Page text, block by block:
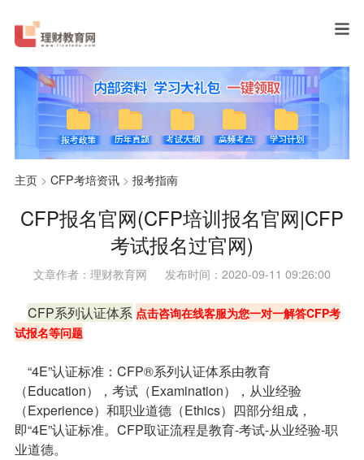
主页> CFP考培资讯> 报考指南
CFP报名官网(CFP培训报名官网|CFP
考试报名过官网)
文章作者：理财教育网 发布时间：2020-09-11 09:26:00
CFP系列认证体系 点击咨询在线客服为您一对一解答CFP考
试报名等问题
“4E”认证标准：CFP®系列认证体系由教育
（Education），考试（Examination），从业经验
（Experience）和职业道德（Ethics）四部分组成，
即“4E”认证标准。CFP取证流程是教育-考试-从业经验-职
业道德。